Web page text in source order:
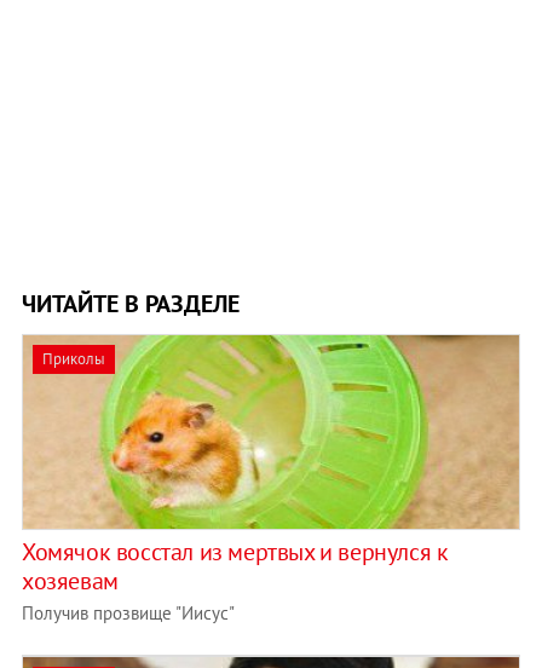
ЧИТАЙТЕ В РАЗДЕЛЕ
Приколы
Хомячок восстал из мертвых и вернулся к
хозяевам
Получив прозвище "Иисус"